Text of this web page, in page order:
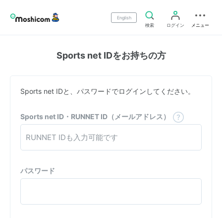
English
検索
ログイン メニュー
Sports net IDをお持ちの方
Sports net IDと、パスワードでログインしてください。
Sports net ID・RUNNET ID（メールアドレス）
パスワード